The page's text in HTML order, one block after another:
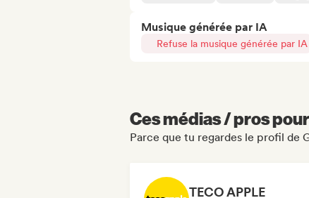
Musique générée par IA
Refuse la musique générée par IA
Ces médias / pros
Parce que tu regardes le profil de
TECO APPLE